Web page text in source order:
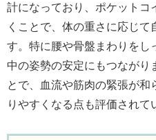
計になっており、ポケットコ
くことで、体の重さに応じて
す。特に腰や骨盤まわりをし
中の姿勢の安定にもつながり
とで、血流や筋肉の緊張が和
りやすくなる点も評価されて